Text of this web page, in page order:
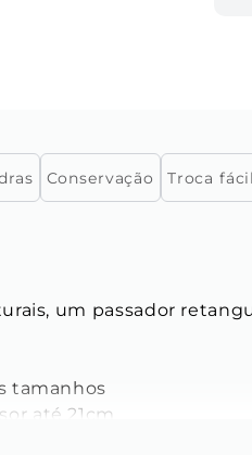
Conservação Troca
um passador
tamanhos
até 21cm